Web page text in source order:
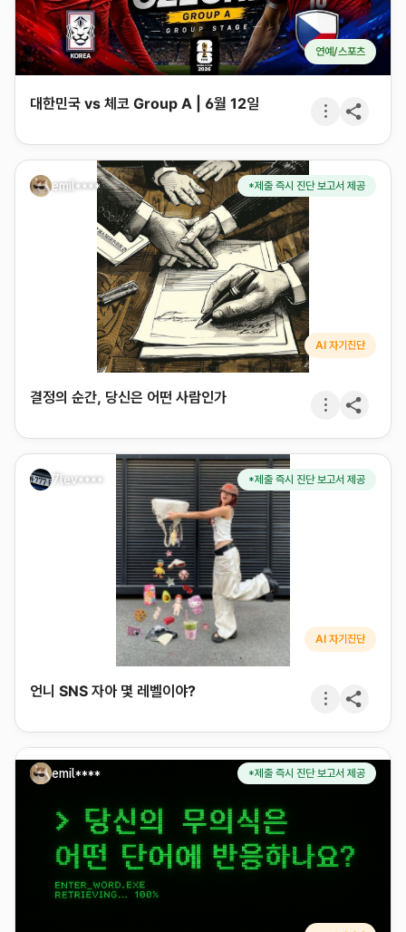
연예/스포츠
대한민국 vs 체코 Group A | 6월 12일
emil**** *제출 즉시 진단 보고서 제공
AI 자기진단
결정의 순간, 당신은 어떤 사람인가
7lev**** *제출 즉시 진단 보고서 제공
AI 자기진단
언니 SNS 자아 몇 레벨이야?
emil**** *제출 즉시 진단 보고서 제공